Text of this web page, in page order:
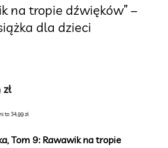
na tropie dźwięków” –
dla dzieci
złAktualna
wynosi:
34,99 zł.
to 34,99 zł
Tom 9: Rawawik na tropie